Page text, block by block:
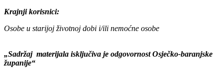
Krajnji korisnici:
Osobe u starijoj životnoj dobi i/ili nemoćne osobe
„Sadržaj materijala isključiva je odgovornost Osječko-baranjske
županije“